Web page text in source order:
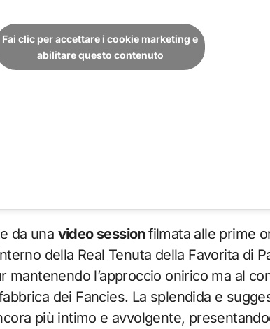
Fai clic per accettare i cookie marketing e
abilitare questo contenuto
da una video sessionfilmata alle prime
della Real Tenuta della Favorita di
mantenendo l’approccio onirico ma al
dei Fancies. La splendida e
più intimo e avvolgente,